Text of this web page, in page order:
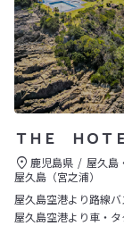
ＴＨＥ ＨＯＴ
鹿児島県
屋久島
屋久島（宮之浦）
屋久島空港より路線
屋久島空港より車・